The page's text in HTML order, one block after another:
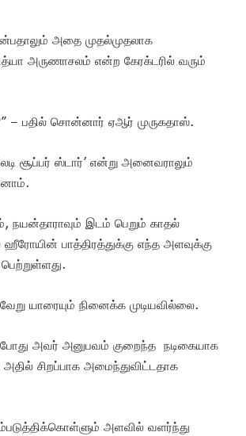
அதை முதல்முதலாக
அருணாசலம் என்ற கேரக்டரில் வரும்
– பதில் சொன்னார் ஏஆர் முருகதாஸ்.
சூப்பர் ஸ்டார்’ என்று அனைவராலும்
நயன்தாராவும் இடம் பெறும் காதல்
பாத்திரத்துக்கு எந்த அளவுக்கு
யாரையும் நினைக்க முடியவில்லை.
அவர் அனுபவம் குறைந்த நடிகையாக
சிறப்பாக அமைந்துவிட்டதாக
அளவில் வளர்ந்து